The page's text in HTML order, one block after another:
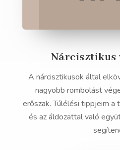
Nárcisztikus
A nárcisztikusok által
nagyobb rombolást
erőszak. Túlélési tippjeim
és az áldozattal való